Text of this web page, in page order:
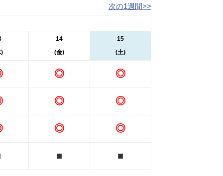
次の1週間>>
)
14
(金)
15
(土)
◎ ◎
◎ ◎
◎ ◎
■ ■